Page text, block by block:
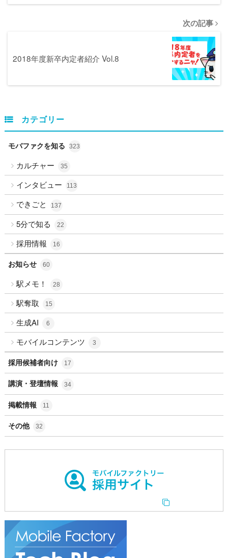
次の記事
2018年度新卒内定者紹介 Vol.8
カテゴリー
モバファクを知る 323
カルチャー 35
インタビュー 113
できごと 137
5分で知る 22
採用情報 16
お知らせ 60
駅メモ！ 28
駅奪取 15
生成AI 6
モバイルコンテンツ 3
採用候補者向け 17
講演・登壇情報 34
掲載情報 11
その他 32